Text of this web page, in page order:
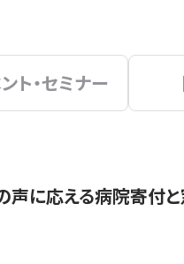
ト・セミナー
声に応える病院寄付